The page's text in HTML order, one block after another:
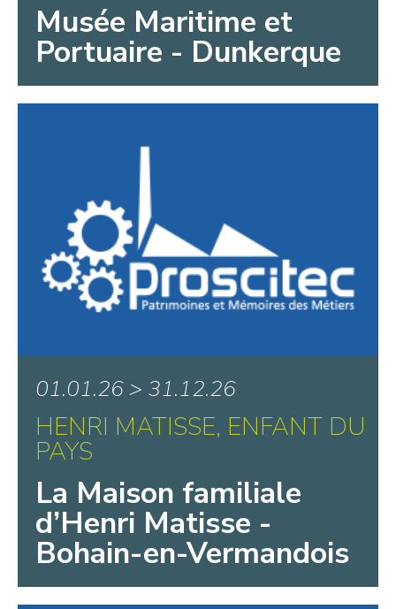
Musée Maritime et
Portuaire - Dunkerque
01.01.26 > 31.12.26
HENRI MATISSE, ENFANT DU
PAYS
La Maison familiale
d’Henri Matisse -
Bohain-en-Vermandois